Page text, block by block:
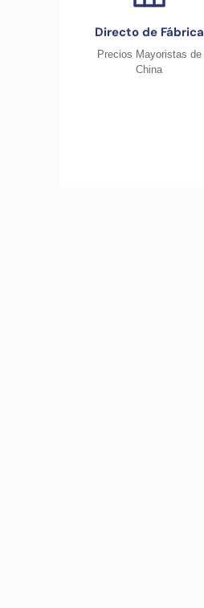
Directo de Fábrica
Precios Mayoristas de
China